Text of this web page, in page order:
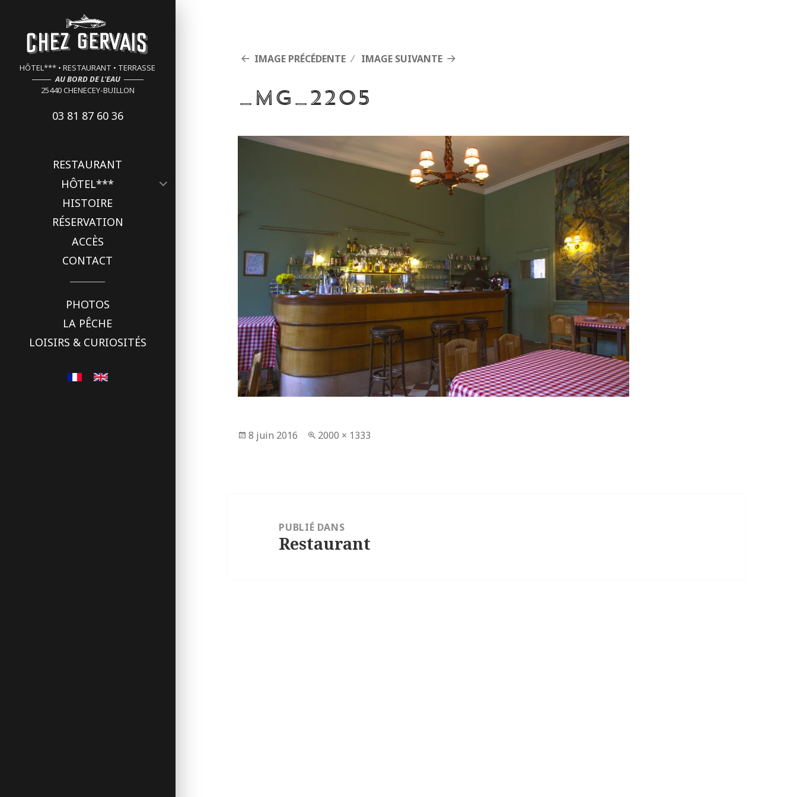
HÔTEL*** • RESTAURANT • TERRASSE
AU BORD DE L'EAU
25440 CHENECEY-BUILLON
03 81 87 60 36
RESTAURANT
HÔTEL***
ouvrir
HISTOIRE
RÉSERVATION
ACCÈS
CONTACT
PHOTOS
LA PÊCHE
LOISIRS & CURIOSITÉS
IMAGE PRÉCÉDENTE IMAGE SUIVANTE
_MG_2205
Publié
8 juin 2016
Taille
2000 × 1333
PUBLIÉ DANS
Restaurant